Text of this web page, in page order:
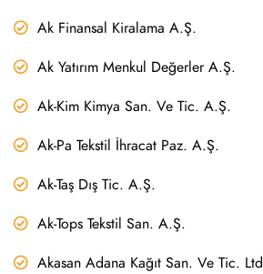
Ak Finansal Kiralama A.Ş.
Ak Yatırım Menkul Değerler A.Ş.
Ak-Kim Kimya San. Ve Tic. A.Ş.
Ak-Pa Tekstil İhracat Paz. A.Ş.
Ak-Taş Dış Tic. A.Ş.
Ak-Tops Tekstil San. A.Ş.
Akasan Adana Kağıt San. Ve Tic.